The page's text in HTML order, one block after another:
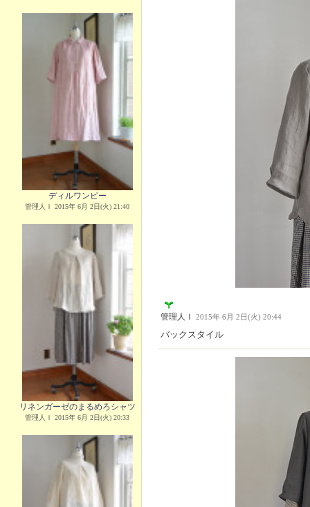
ディルワンピー
管理人Ｉ 2015年 6月 2日(火) 21:40
リネンガーゼのまるめろシャツ
管理人Ｉ 2015年 6月 2日(火) 20:33
管理人Ｉ 2015年 6月 2日(火) 20:44
バックスタイル